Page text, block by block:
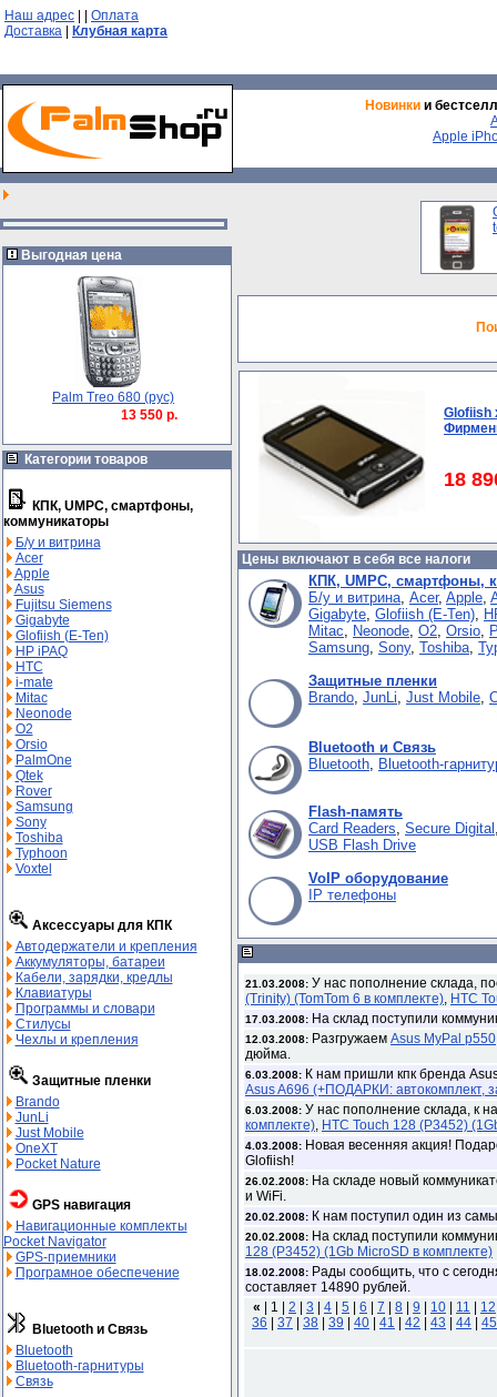
Наш адрес
Оплата
Доставка
Клубная карта
Новинки и
Apple
Выгодная цена
Palm Treo 680 (рус)
13 550 р.
Категории товаров
КПК, UMPC, смартфоны,
коммуникаторы
Б/у и витрина
Acer
Apple
Asus
Fujitsu Siemens
Gigabyte
Glofiish (E-Ten)
HP iPAQ
HTC
i-mate
Mitac
Neonode
O2
Orsio
PalmOne
Qtek
Rover
Samsung
Sony
Toshiba
Typhoon
Voxtel
Аксессуары для КПК
Автодержатели и крепления
Аккумуляторы, батареи
Кабели, зарядки, кредлы
Клавиатуры
Программы и словари
Стилусы
Чехлы и крепления
Защитные пленки
Brando
JunLi
Just Mobile
OneXT
Pocket Nature
GPS навигация
Навигационные комплекты
Pocket Navigator
GPS-приемники
Програмное обеспечение
Bluetooth и Связь
Bluetooth
Bluetooth-гарнитуры
Связь
Glofiish
18
Цены включают в себя все налоги
КПК, UMPC, смартфоны,
Б/у и витрина, Acer, Apple,
Gigabyte, Glofiish (E-Ten),
Mitac, Neonode, O2, Orsio,
Samsung, Sony, Toshiba,
Защитные пленки
Brando, JunLi, Just Mobile,
Bluetooth и Связь
Bluetooth, Bluetooth-
Flash-память
Card Readers, Secure Digital
USB Flash Drive
VoIP оборудование
IP телефоны
21.03.2008: У нас пополнение склада,
(Trinity) (TomTom 6 в комплекте), HTC
17.03.2008: На склад поступили
12.03.2008: Разгружаем Asus MyPal p550
дюйма.
6.03.2008: К нам пришли кпк бренда
Asus A696 (+ПОДАРКИ:
6.03.2008: У нас пополнение склада, к
комплекте), HTC Touch 128 (P3452)
4.03.2008: Новая весенняя акция!
Glofiish!
26.02.2008: На складе новый
и WiFi.
20.02.2008: К нам поступил один из
20.02.2008: На склад поступили
128 (P3452) (1Gb MicroSD в комплекте)
18.02.2008: Рады сообщить, что с
составляет 14890 рублей.
«
1 | 2 3 4 5 6 7 8 9 10 11 12
36
37 38 39 40 41 42 43 44 45